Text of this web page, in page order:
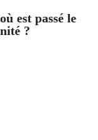
est passé le
?